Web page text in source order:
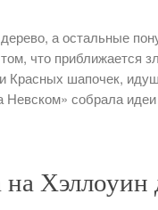
а остальные
что приближается
Красных шапочек,
собрала
Хэллоуин